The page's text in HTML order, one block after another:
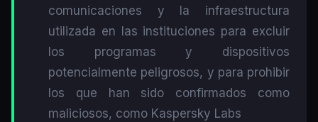
comunicaciones y la infraestructura
utilizada en las instituciones para excluir
los programas y dispositivos
potencialmente peligrosos, y para prohibir
los que han sido confirmados como
maliciosos, como Kaspersky Labs